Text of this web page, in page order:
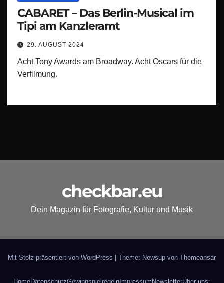
CABARET – Das Berlin-Musical im
Tipi am Kanzleramt
29. AUGUST 2024
Acht Tony Awards am Broadway. Acht Oscars für die
Verfilmung.
checkbar.eu
Dein Magazin für Fotografie, Kultur und Musik
Mit Stolz präsentiert von WordPress Theme: Newsup von Themeansar
HomeDatenschutzGewinnspielregeln Impressum NewsletterÜber uns: